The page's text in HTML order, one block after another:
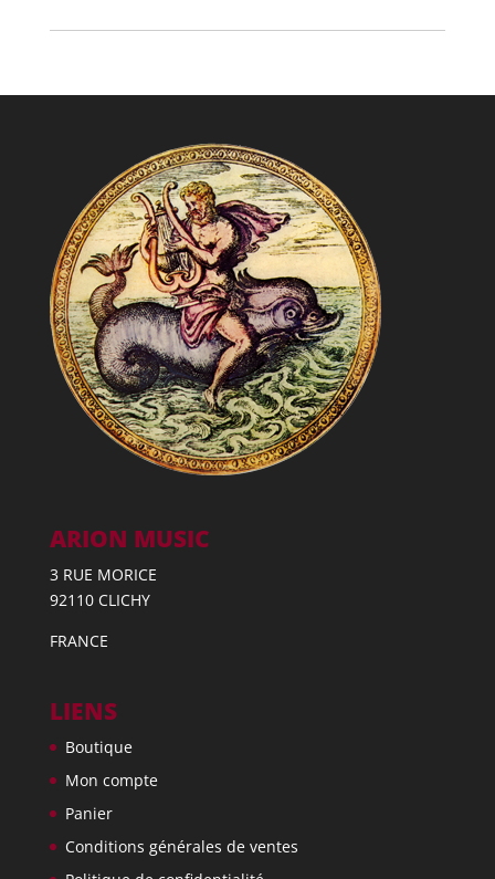
ARION MUSIC
3 RUE MORICE
92110 CLICHY
FRANCE
LIENS
Boutique
Mon compte
Panier
Conditions générales de ventes